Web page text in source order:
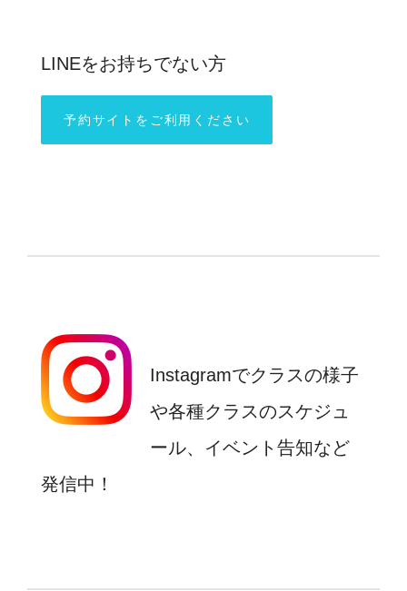
LINEをお持ちでない方
予約サイトをご利用ください
Instagramでクラスの様子
や各種クラスのスケジュ
ール、イベント告知など
発信中！